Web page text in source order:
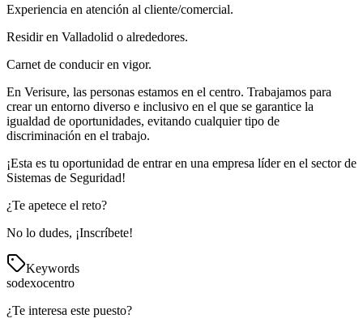
Experiencia en atención al cliente/comercial.
Residir en Valladolid o alrededores.
Carnet de conducir en vigor.
En Verisure, las personas estamos en el centro. Trabajamos para
crear un entorno diverso e inclusivo en el que se garantice la
igualdad de oportunidades, evitando cualquier tipo de
discriminación en el trabajo.
¡Esta es tu oportunidad de entrar en una empresa líder en el sector de
Sistemas de Seguridad!
¿Te apetece el reto?
No lo dudes, ¡Inscríbete!
Keywords
sodexocentro
¿Te interesa este puesto?